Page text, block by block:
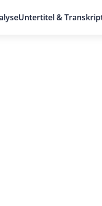
Untertitel &